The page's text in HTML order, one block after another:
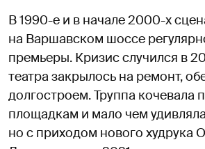
В 1990-е и в начале 2000-х
на Варшавском шоссе
премьеры. Кризис случился в
театра закрылось на ремонт,
долгостроем. Труппа кочевала
площадкам и мало чем
но с приходом нового худрука